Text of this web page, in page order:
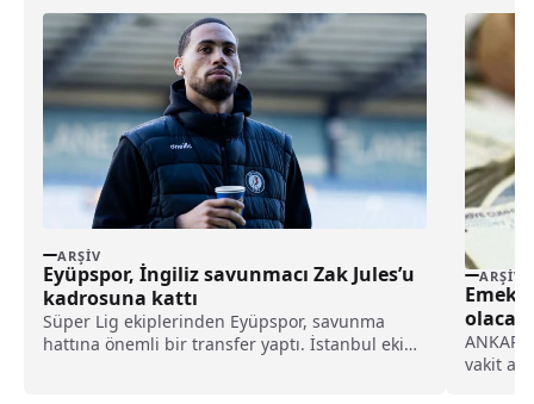
ARŞIV
Eyüpspor, İngiliz savunmacı Zak Jules’u
kadrosuna kattı
Süper Lig ekiplerinden Eyüpspor, savunma
hattına önemli bir transfer yaptı. İstanbul ekibi,
ARŞIV
Emekli
vakit